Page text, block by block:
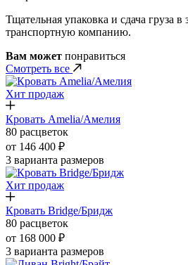
Тщательная упаковка и сдача груза в
транспортную компанию.
Вам может понравиться
Смотреть все
Хит продаж
Кровать Amelia/Амелия
80 расцветок
от 146 400 ₽
3 варианта размеров
Хит продаж
Кровать Bridge/Бридж
80 расцветок
от 168 000 ₽
3 варианта размеров